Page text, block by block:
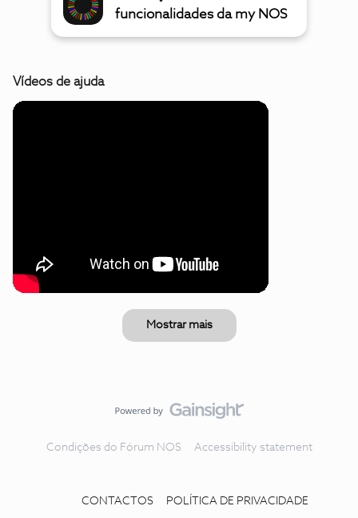
funcionalidades da my NOS
Vídeos de ajuda
Mostrar mais
Condições do Fórum NOS Accessibility statement
CONTACTOS POLÍTICA DE PRIVACIDADE